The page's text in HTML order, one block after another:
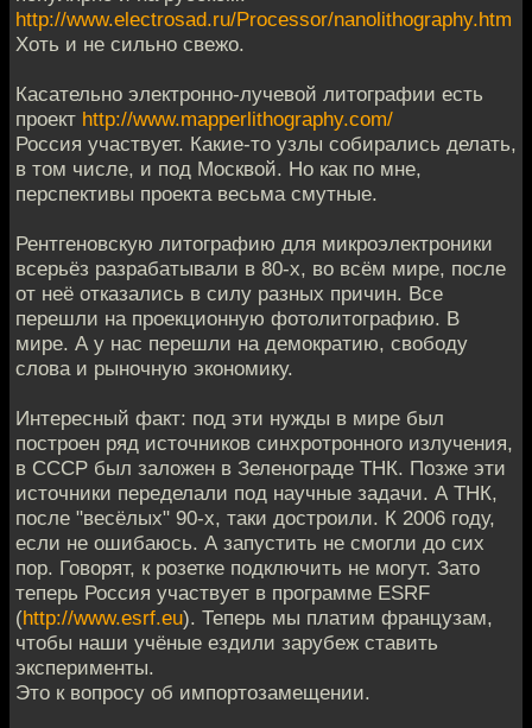
http://www.electrosad.ru/Processor/nanolithography.htm
Хоть и не сильно свежо.
Касательно электронно-лучевой литографии есть
проект http://www.mapperlithography.com/
Россия участвует. Какие-то узлы собирались делать,
в том числе, и под Москвой. Но как по мне,
перспективы проекта весьма смутные.
Рентгеновскую литографию для микроэлектроники
всерьёз разрабатывали в 80-х, во всём мире, после
от неё отказались в силу разных причин. Все
перешли на проекционную фотолитографию. В
мире. А у нас перешли на демократию, свободу
слова и рыночную экономику.
Интересный факт: под эти нужды в мире был
построен ряд источников синхротронного излучения,
в СССР был заложен в Зеленограде ТНК. Позже эти
источники переделали под научные задачи. А ТНК,
после "весёлых" 90-х, таки достроили. К 2006 году,
если не ошибаюсь. А запустить не смогли до сих
пор. Говорят, к розетке подключить не могут. Зато
теперь Россия участвует в программе ESRF
(http://www.esrf.eu). Теперь мы платим французам,
чтобы наши учёные ездили зарубеж ставить
эксперименты.
Это к вопросу об импортозамещении.